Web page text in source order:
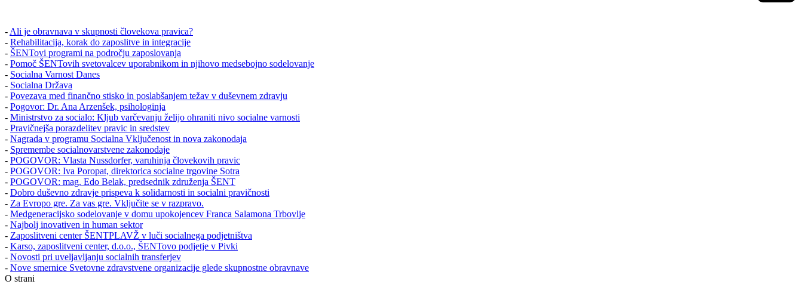
- Ali je obravnava v skupnosti človekova pravica?
- Rehabilitacija, korak do zaposlitve in integracije
- ŠENTovi programi na področju zaposlovanja
- Pomoč ŠENTovih svetovalcev uporabnikom in njihovo medsebojno sodelovanje
- Socialna Varnost Danes
- Socialna Država
- Povezava med finančno stisko in poslabšanjem težav v duševnem zdravju
- Pogovor: Dr. Ana Arzenšek, psihologinja
- Ministrstvo za socialo: Kljub varčevanju želijo ohraniti nivo socialne varnosti
- Pravičnejša porazdelitev pravic in sredstev
- Nagrada v programu Socialna Vključenost in nova zakonodaja
- Spremembe socialnovarstvene zakonodaje
- POGOVOR: Vlasta Nussdorfer, varuhinja človekovih pravic
- POGOVOR: Iva Poropat, direktorica socialne trgovine Sotra
- POGOVOR: mag. Edo Belak, predsednik združenja ŠENT
- Dobro duševno zdravje prispeva k solidarnosti in socialni pravičnosti
- Za Evropo gre. Za vas gre. Vključite se v razpravo.
- Medgeneracijsko sodelovanje v domu upokojencev Franca Salamona Trbovlje
- Najbolj inovativen in human sektor
- Zaposlitveni center ŠENTPLAVŽ v luči socialnega podjetništva
- Karso, zaposlitveni center, d.o.o., ŠENTovo podjetje v Pivki
- Novosti pri uveljavljanju socialnih transferjev
- Nove smernice Svetovne zdravstvene organizacije glede skupnostne obravnave
O strani